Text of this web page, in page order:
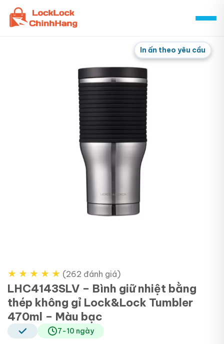
Skip
content
In ấn theo yêu cầu
★ ★ ★ ★ ★ (262 đánh giá)
LHC4143SLV – Bình giữ nhiệt bằng
thép không gỉ Lock&Lock Tumbler
470ml – Màu bạc
7-10 ngày